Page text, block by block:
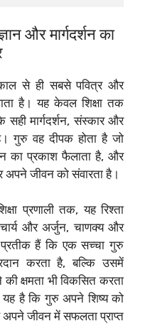
और मार्गदर्शन का
से ही सबसे पवित्र और
है। यह केवल शिक्षा तक
सही मार्गदर्शन, संस्कार और
गुरु वह दीपक होता है जो
का प्रकाश फैलाता है, और
अपने जीवन को संवारता है।
प्रणाली तक, यह रिश्ता
और अर्जुन, चाणक्य और
हैं कि एक सच्चा गुरु
करता है, बल्कि उसमें
क्षमता भी विकसित करता
यह है कि गुरु अपने शिष्य को
अपने जीवन में सफलता प्राप्त